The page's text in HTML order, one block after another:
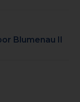
Blumenau II